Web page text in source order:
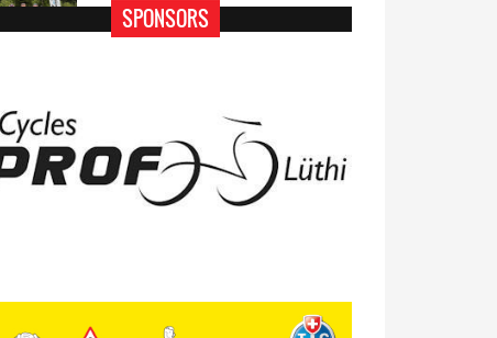
07/05 -Classement Route -Blonay-
Les Pléiades (GdR #3)
14/04 -Photos -Les photos du 5e GP
de Semsales
SPONSORS